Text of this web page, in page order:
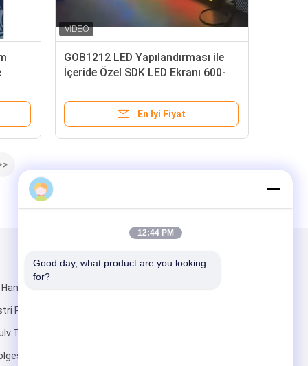
GOB1212 LED Yapılandırması ile
İçeride Özel SDK LED Ekranı 600-
Piksel Pitch
En Iyi Fiyat
Bilim
Parkı,
Topluluğu,
Mail Gönder
12:44 PM
Good day, what product are you looking
for?